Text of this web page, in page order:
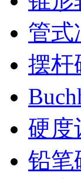
管式
摆杆
硬度
铅笔